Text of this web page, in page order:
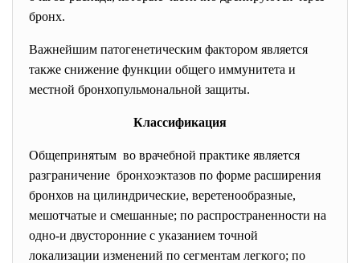
бронх.
Важнейшим патогенетическим фактором является
также снижение функции общего иммунитета и
местной бронхопульмональной защиты.
Классификация
Общепринятым во врачебной практике является
разграничение бронхоэктазов по форме расширения
бронхов на цилиндрические, веретенообразные,
мешотчатые и смешанные; по распространенности на
одно-и двусторонние с указанием точной
локализации изменений по сегментам легкого; по